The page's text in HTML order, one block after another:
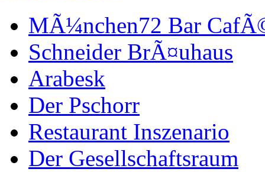
MÃ¼nchen72 Bar
Schneider BrÃ¤uhaus
Arabesk
Der Pschorr
Restaurant Inszenario
Der Gesellschaftsraum